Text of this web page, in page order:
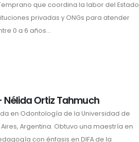
que coordina la labor del Estado
privadas y ONGs para atender
0 a 6 años...
Nélida Ortiz Tahmuch
en Odontología de la Universidad de
Argentina. Obtuvo una maestría en
con énfasis en DIFA de la